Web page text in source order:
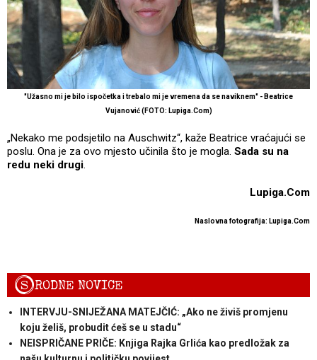
"Užasno mi je bilo ispočetka i trebalo mi je vremena da se naviknem" - Beatrice
Vujanović (FOTO: Lupiga.Com)
„Nekako me podsjetilo na Auschwitz“, kaže Beatrice vraćajući se
poslu. Ona je za ovo mjesto učinila što je mogla. Sada su na
redu neki drugi.
Lupiga.Com
Naslovna fotografija: Lupiga.Com
SRODNE NOVICE
INTERVJU-SNIJEŽANA MATEJČIĆ: „Ako ne živiš promjenu
koju želiš, probudit ćeš se u stadu“
NEISPRIČANE PRIČE: Knjiga Rajka Grlića kao predložak za